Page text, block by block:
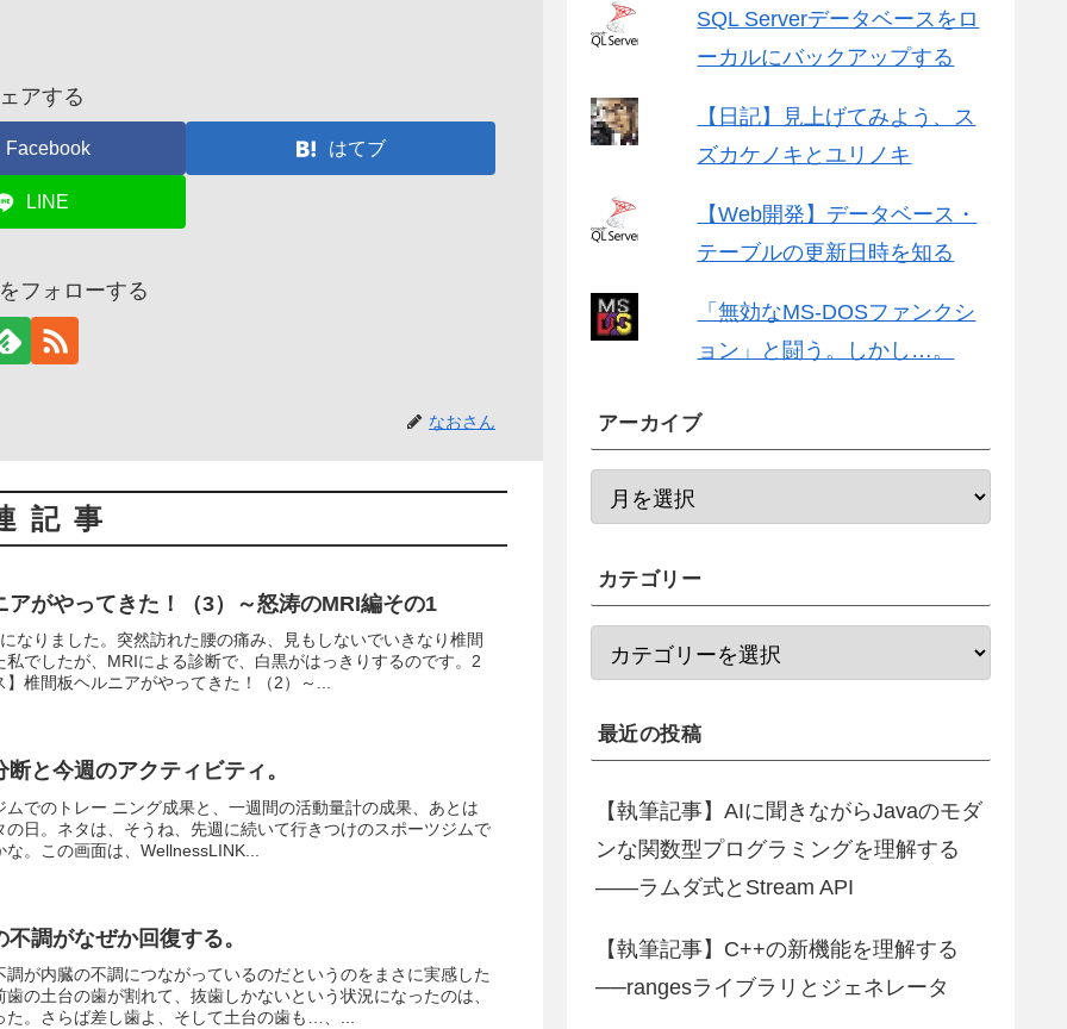
アする
Facebook はてブ
LINE
フォローする
なおさん
記事
アがやってきた！（3）～怒涛のMRI編その1
なりました。突然訪れた腰の痛み、見もしないでいきなり椎間
でしたが、MRIによる診断で、白黒がはっきりするのです。2
椎間板ヘルニアがやってきた！（2）～...
と今週のアクティビティ。
でのトレー ニング成果と、一週間の活動量計の成果、あとは
日。ネタは、そうね、先週に続いて行きつけのスポーツジムで
。この画面は、WellnessLINK...
調がなぜか回復する。
が内臓の不調につながっているのだというのをまさに実感した
の土台の歯が割れて、抜歯しかないという状況になったのは、
。さらば差し歯よ、そして土台の歯も…、...
SQL Serverデータベースをロ
ーカルにバックアップする
【日記】見上げてみよう、ス
ズカケノキとユリノキ
【Web開発】データベース・
テーブルの更新日時を知る
「無効なMS-DOSファンクシ
ョン」と闘う。しかし…。
アーカイブ
カテゴリー
最近の投稿
【執筆記事】AIに聞きながらJavaのモダ
ンな関数型プログラミングを理解する
――ラムダ式とStream API
【執筆記事】C++の新機能を理解する
──rangesライブラリとジェネレータ